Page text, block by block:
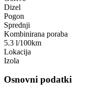
Dizel
Pogon
Sprednji
Kombinirana poraba
5.3 l/100km
Lokacija
Izola
Osnovni podatki